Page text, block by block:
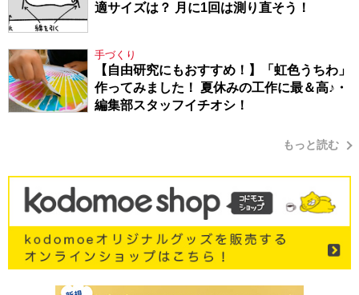
適サイズは？ 月に1回は測り直そう！
手づくり
【自由研究にもおすすめ！】「虹色うちわ」
作ってみました！ 夏休みの工作に最＆高♪・
編集部スタッフイチオシ！
もっと読む